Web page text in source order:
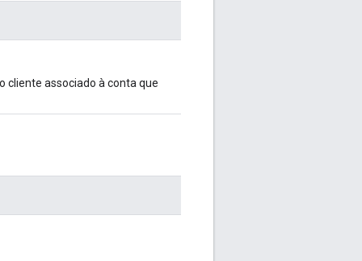
cliente associado à conta que